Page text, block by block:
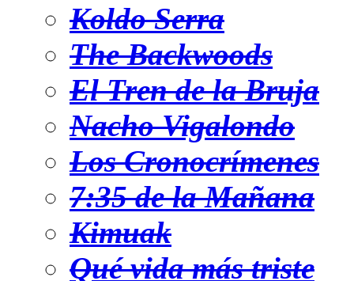
Koldo Serra
The Backwoods
El Tren de la Bruja
Nacho Vigalondo
Los Cronocrímenes
7:35 de la Mañana
Kimuak
Qué vida más triste